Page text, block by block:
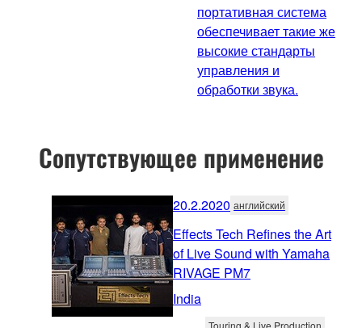
портативная система
обеспечивает такие же
высокие стандарты
управления и
обработки звука.
Сопутствующее применение
20.2.2020 английский
Effects Tech Refines the Art
of Live Sound with Yamaha
RIVAGE PM7
India
Touring & Live Production